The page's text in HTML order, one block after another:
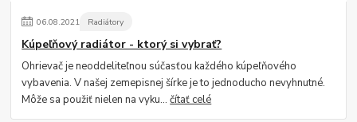
06.08.2021 Radiátory
Kúpeľňový radiátor - ktorý si vybrať?
Ohrievač je neoddeliteľnou súčasťou každého kúpeľňového
vybavenia. V našej zemepisnej šírke je to jednoducho nevyhnutné.
Môže sa použiť nielen na vyku...čítať celé